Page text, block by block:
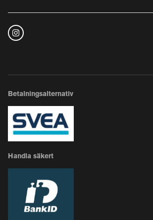
Betalningsalternativ
Handla säkert